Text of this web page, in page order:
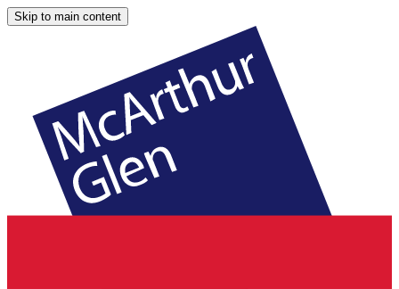
Skip to main content